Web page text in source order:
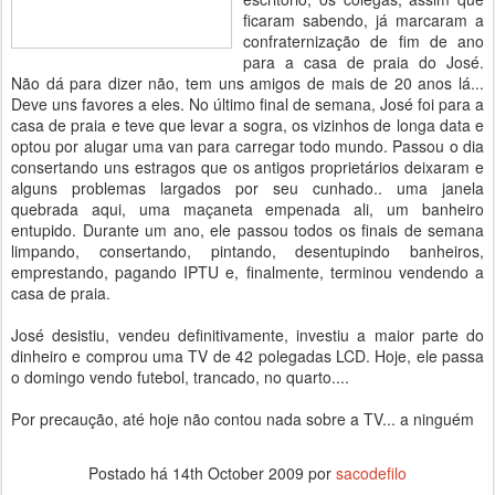
ficaram sabendo, já marcaram a
confraternização de fim de ano
para a casa de praia do José.
Não dá para dizer não, tem uns amigos de mais de 20 anos lá...
Deve uns favores a eles. No último final de semana, José foi para a
casa de praia e teve que levar a sogra, os vizinhos de longa data e
optou por alugar uma van para carregar todo mundo. Passou o dia
consertando uns estragos que os antigos proprietários deixaram e
alguns problemas largados por seu cunhado.. uma janela
quebrada aqui, uma maçaneta empenada ali, um banheiro
entupido. Durante um ano, ele passou todos os finais de semana
limpando, consertando, pintando, desentupindo banheiros,
emprestando, pagando IPTU e, finalmente, terminou vendendo a
casa de praia.
José desistiu, vendeu definitivamente, investiu a maior parte do
dinheiro e comprou uma TV de 42 polegadas LCD. Hoje, ele passa
o domingo vendo futebol, trancado, no quarto....
Por precaução, até hoje não contou nada sobre a TV... a ninguém
Postado há 14th October 2009 por sacodefilo